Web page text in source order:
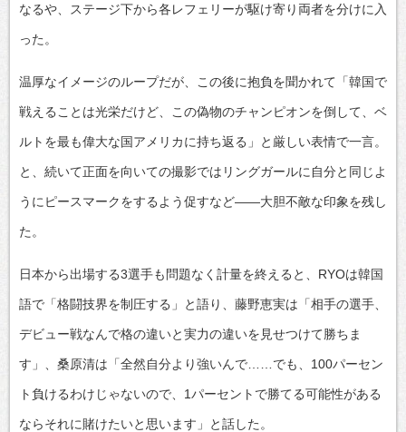
なるや、ステージ下から各レフェリーが駆け寄り両者を分けに入
った。
温厚なイメージのループだが、この後に抱負を聞かれて「韓国で
戦えることは光栄だけど、この偽物のチャンピオンを倒して、ベ
ルトを最も偉大な国アメリカに持ち返る」と厳しい表情で一言。
と、続いて正面を向いての撮影ではリングガールに自分と同じよ
うにピースマークをするよう促すなど――大胆不敵な印象を残し
た。
日本から出場する3選手も問題なく計量を終えると、RYOは韓国
語で「格闘技界を制圧する」と語り、藤野恵実は「相手の選手、
デビュー戦なんで格の違いと実力の違いを見せつけて勝ちま
す」、桑原清は「全然自分より強いんで……でも、100パーセン
ト負けるわけじゃないので、1パーセントで勝てる可能性がある
ならそれに賭けたいと思います」と話した。